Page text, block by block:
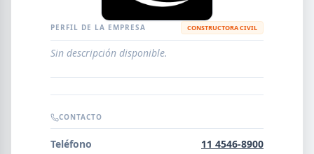
METALÚRGICAS
EMPRESAS AGREGAR EMPRESA
Error al cargar empresas.
PERFIL DE LA EMPRESA CONSTRUCTORA CIVIL
Sin descripción disponible.
CONTACTO
Teléfono 11 4546-8900